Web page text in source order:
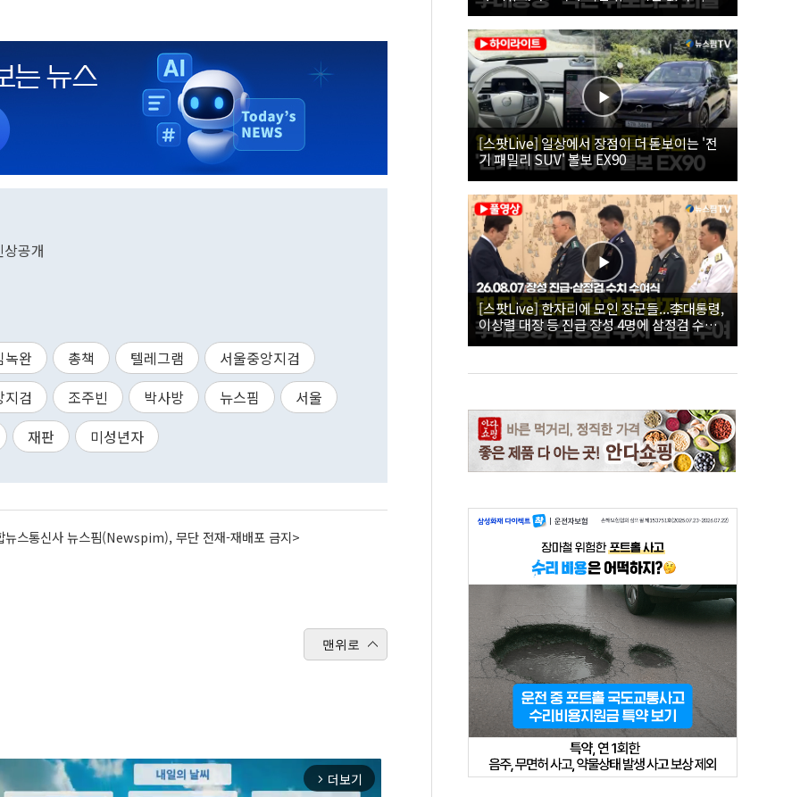
공개
녹완 총책 텔레그램
서울중앙지검
지검
조주빈 박사방 뉴스핌
서울
재판
미성년자
뉴스통신사 뉴스핌(Newspim), 무단 전재-재배포 금지>
맨위로
arrow_forward_ios 더보기
26.08.07 국가폭력 피해자 위로 오찬
[스팟Live] 일상에서 장점이 더 돋보이는 '전
기 패밀리 SUV' 볼보 EX90
[스팟Live] 한자리에 모인 장군들...李대통령,
이상렬 대장 등 진급 장성 4명에 삼정검 수치
직접 수여｜26.08.07 장성 진급·삼정검 수치